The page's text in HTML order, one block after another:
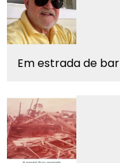
Em estrada de